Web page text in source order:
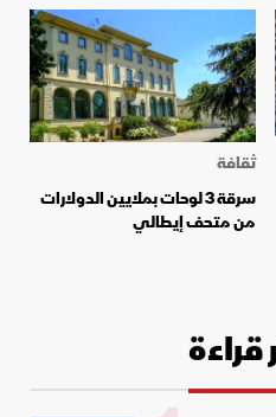
ثقافة
سرقة 3 لوحات بملايين الدولارات
من متحف إيطالي
قراءة